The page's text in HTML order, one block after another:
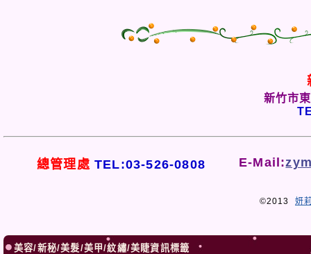
新竹市
總管理處 TEL:03-526-0808 E-Mail:
©2013 妍
美容/新秘/美髮/美甲/紋繡/美睫資訊標籤